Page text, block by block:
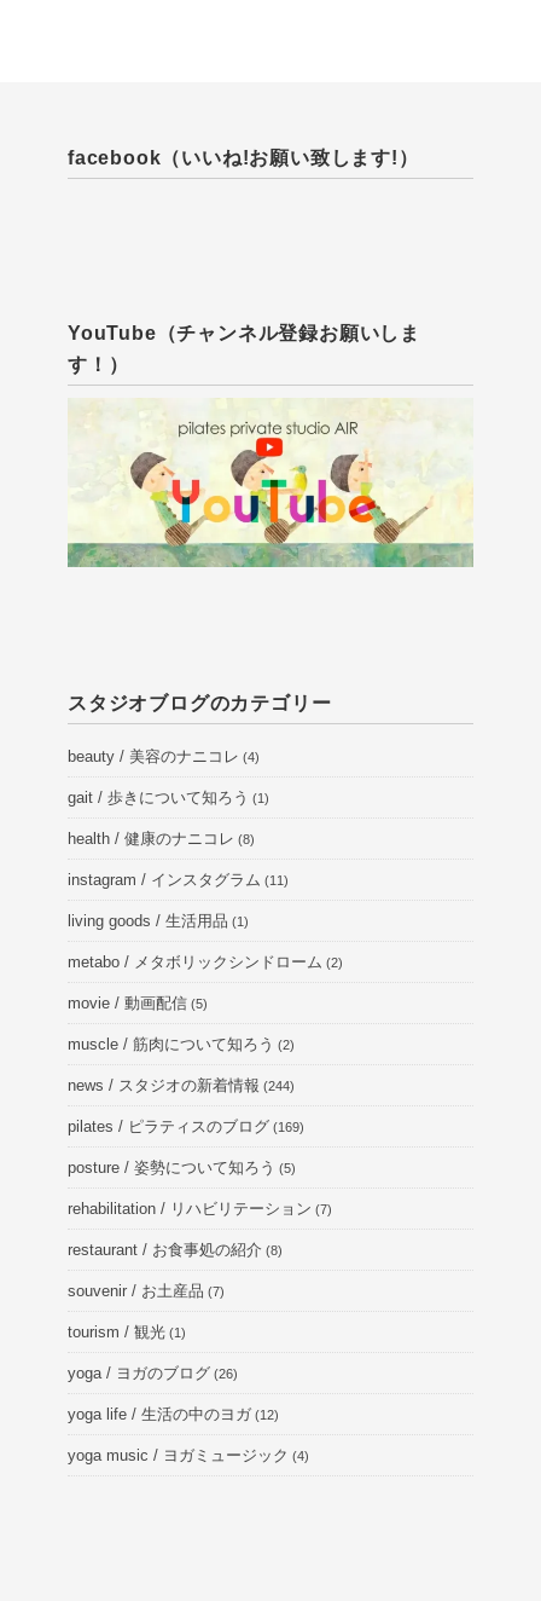
facebook（いいね!お願い致します!）
YouTube（チャンネル登録お願いしま
す！）
スタジオブログのカテゴリー
beauty / 美容のナニコレ (4)
gait / 歩きについて知ろう (1)
health / 健康のナニコレ (8)
instagram / インスタグラム (11)
living goods / 生活用品 (1)
metabo / メタボリックシンドローム (2)
movie / 動画配信 (5)
muscle / 筋肉について知ろう (2)
news / スタジオの新着情報 (244)
pilates / ピラティスのブログ (169)
posture / 姿勢について知ろう (5)
rehabilitation / リハビリテーション (7)
restaurant / お食事処の紹介 (8)
souvenir / お土産品 (7)
tourism / 観光 (1)
yoga / ヨガのブログ (26)
yoga life / 生活の中のヨガ (12)
yoga music / ヨガミュージック (4)